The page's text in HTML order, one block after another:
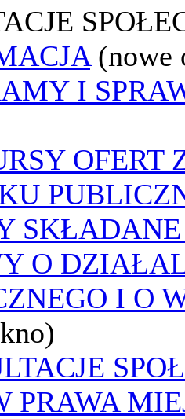
(nowe
I
OFERT
O
I O
PRAWA